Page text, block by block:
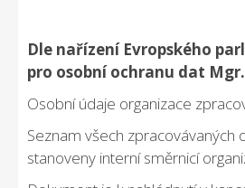
Dle nařízení Evropského
pro osobní ochranu dat
Osobní údaje organizace
Seznam všech zpracovávaných
stanoveny interní směrnicí